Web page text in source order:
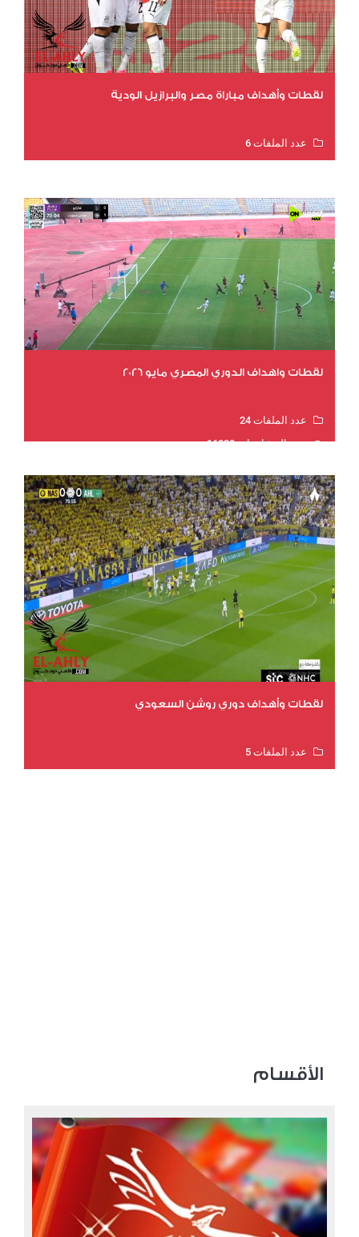
لقطات وأهداف مباراة مصر والبرازيل الودية
عدد الملفات 6
لقطات واهداف الدوري المصري مايو 2026
عدد الملفات 24
عدد المشاهدات 16038
لقطات وأهداف دوري روشن السعودي
عدد الملفات 5
الأقسام